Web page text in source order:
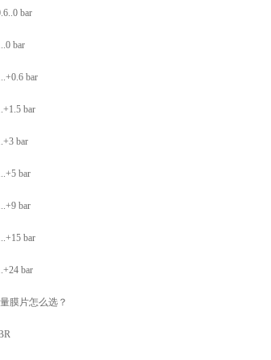
bar
bar
bar
bar
bar
bar
bar
bar
bar
膜片怎么选？